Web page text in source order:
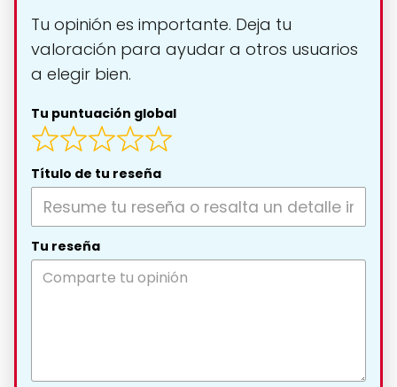
Tu opinión es importante. Deja tu
valoración para ayudar a otros usuarios
a elegir bien.
Tu puntuación global
Título de tu reseña
Tu reseña